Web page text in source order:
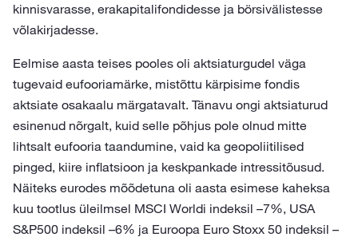
kinnisvarasse, erakapitalifondidesse ja börsivälistesse
võlakirjadesse.
Eelmise aasta teises pooles oli aktsiaturgudel väga
tugevaid eufooriamärke, mistõttu kärpisime fondis
aktsiate osakaalu märgatavalt. Tänavu ongi aktsiaturud
esinenud nõrgalt, kuid selle põhjus pole olnud mitte
lihtsalt eufooria taandumine, vaid ka geopoliitilised
pinged, kiire inflatsioon ja keskpankade intressitõusud.
Näiteks eurodes mõõdetuna oli aasta esimese kaheksa
kuu tootlus üleilmsel MSCI Worldi indeksil –7%, USA
S&P500 indeksil –6% ja Euroopa Euro Stoxx 50 indeksil –